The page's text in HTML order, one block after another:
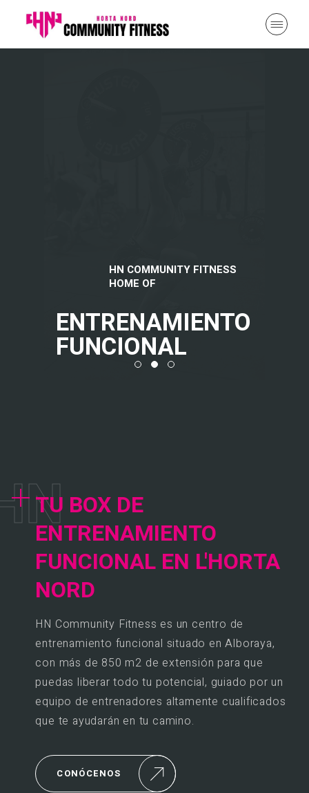
ENTRENAMIENTO
FUNCIONAL
HN COMMUNITY FITNESS
HOME OF
N
TU BOX DE
ENTRENAMIENTO
FUNCIONAL EN L'HORTA
NORD
HN Community Fitness es un centro de
entrenamiento funcional situado en Alboraya,
con más de 850 m2 de extensión para que
puedas liberar todo tu potencial, guiado por un
equipo de entrenadores altamente cualificados
que te ayudarán en tu camino.
CONÓCENOS